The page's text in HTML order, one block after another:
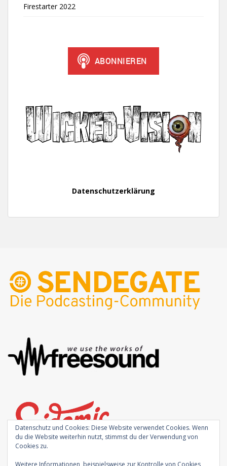
Firestarter 2022
Datenschutzerklärung
Datenschutz und Cookies: Diese Website verwendet Cookies. Wenn
du die Website weiterhin nutzt, stimmst du der Verwendung von
Cookies zu.
Weitere Informationen, beispielsweise zur Kontrolle von Cookies,